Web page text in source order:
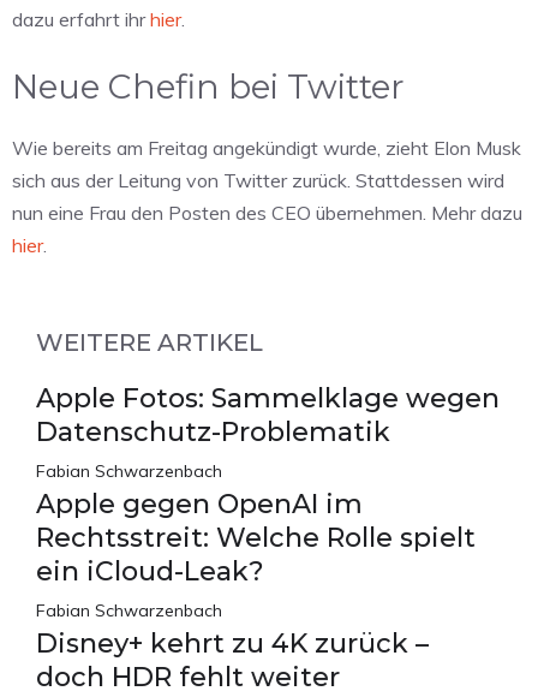
dazu erfahrt ihrhier.
Neue Chefin bei Twitter
Wie bereits am Freitag angekündigt wurde, zieht Elon Musk
sich aus der Leitung von Twitter zurück. Stattdessen wird
nun eine Frau den Posten des CEO übernehmen. Mehr dazu
hier.
WEITERE ARTIKEL
Apple Fotos: Sammelklage wegen
Datenschutz-Problematik
Fabian Schwarzenbach
Apple gegen OpenAI im
Rechtsstreit: Welche Rolle spielt
ein iCloud-Leak?
Fabian Schwarzenbach
Disney+ kehrt zu 4K zurück –
doch HDR fehlt weiter